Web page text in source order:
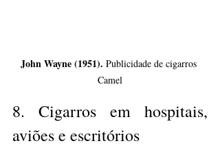
John Wayne (1951). Publicidade de cigarros
Camel
8. Cigarros em hospitais,
aviões e escritórios